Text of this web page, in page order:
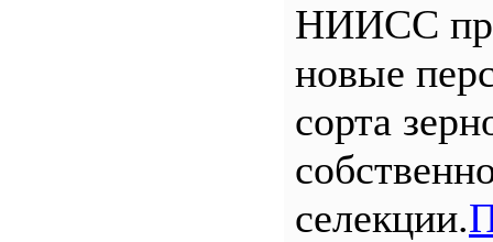
НИИСС
новые
сорта
селекции.